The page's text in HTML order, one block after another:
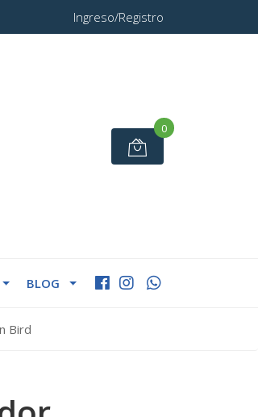
Ingreso/Registro
0
BLOG
Bird